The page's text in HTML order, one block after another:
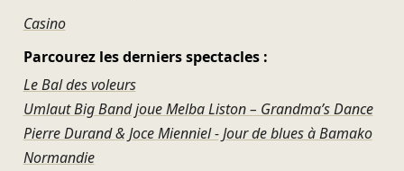
Casino
Parcourez les derniers spectacles :
Le Bal des voleurs
Umlaut Big Band joue Melba Liston – Grandma’s Dance
Pierre Durand & Joce Mienniel - Jour de blues à Bamako
Normandie